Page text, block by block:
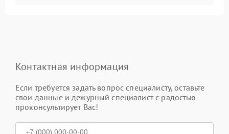
Контактная информация
Если требуется задать вопрос специалисту, оставьте
свои данные и дежурный специалист с радостью
проконсультирует Вас!